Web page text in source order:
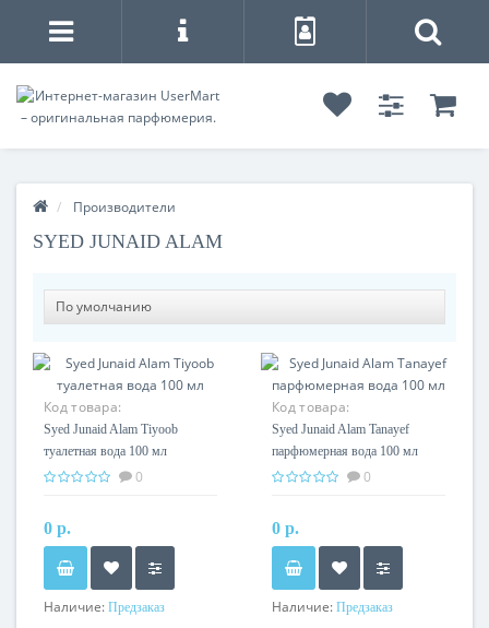
Производители
SYED JUNAID ALAM
Код товара:
Syed Junaid Alam Tiyoob
туалетная вода 100 мл
0
0 р.
Наличие: Предзаказ
Код товара:
Syed Junaid Alam Tanayef
парфюмерная вода 100 мл
0
0 р.
Наличие: Предзаказ